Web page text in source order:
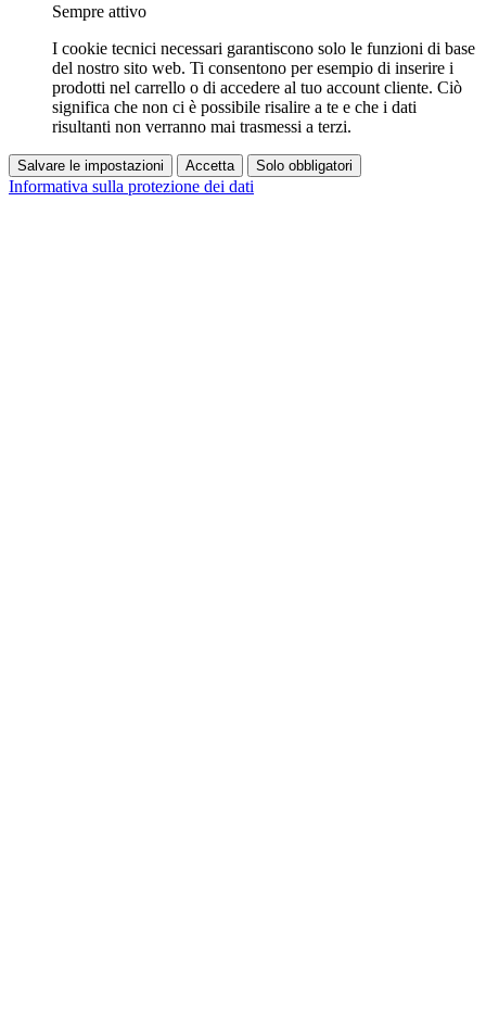
Sempre attivo
I cookie tecnici necessari garantiscono solo le funzioni di base
del nostro sito web. Ti consentono per esempio di inserire i
prodotti nel carrello o di accedere al tuo account cliente. Ciò
significa che non ci è possibile risalire a te e che i dati
risultanti non verranno mai trasmessi a terzi.
Salvare le impostazioni Accetta Solo obbligatori
Informativa sulla protezione dei dati